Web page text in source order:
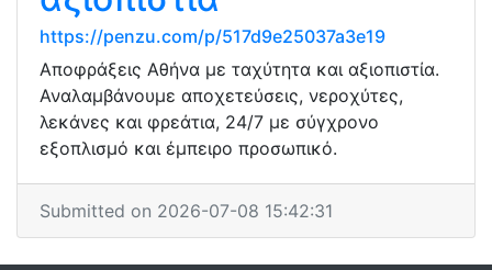
https://penzu.com/p/517d9e25037a3e19
Αποφράξεις Αθήνα με ταχύτητα και αξιοπιστία.
Αναλαμβάνουμε αποχετεύσεις, νεροχύτες,
λεκάνες και φρεάτια, 24/7 με σύγχρονο
εξοπλισμό και έμπειρο προσωπικό.
Submitted on 2026-07-08 15:42:31